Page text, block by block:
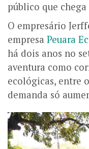
público que
O empresário
empresa Peuara
há dois anos no
aventura como
ecológicas, entre
demanda só